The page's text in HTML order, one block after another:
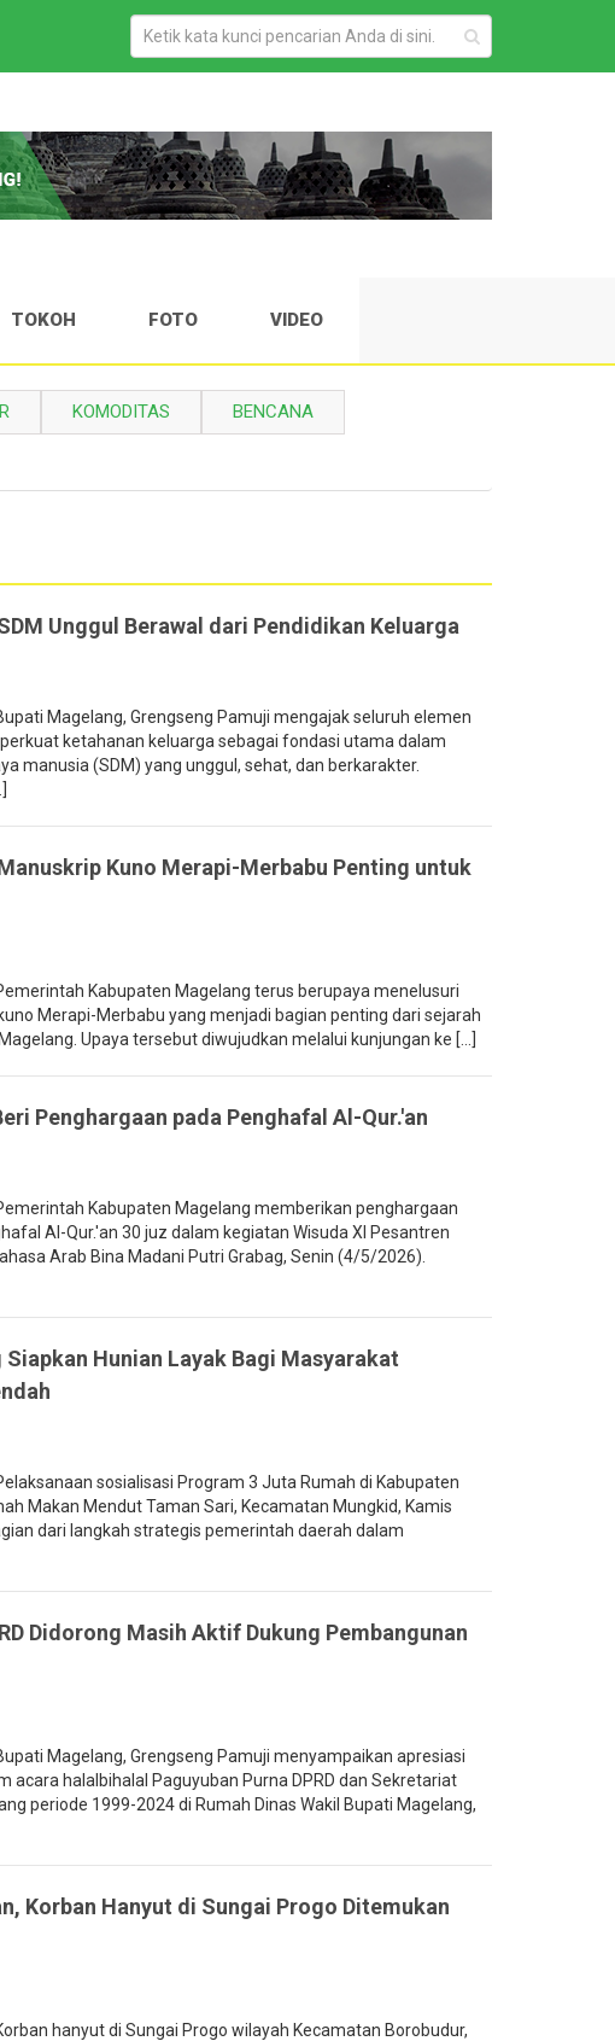
TOKOH FOTO VIDEO
KOMODITAS BENCANA
Unggul Berawal dari Pendidikan Keluarga
Bupati Magelang, Grengseng Pamuji mengajak seluruh elemen
ketahanan keluarga sebagai fondasi utama dalam
manusia (SDM) yang unggul, sehat, dan berkarakter.
Kuno Merapi-Merbabu Penting untuk
Pemerintah Kabupaten Magelang terus berupaya menelusuri
Merapi-Merbabu yang menjadi bagian penting dari sejarah
Upaya tersebut diwujudkan melalui kunjungan ke [...]
Penghargaan pada Penghafal Al-Qur.'an
Pemerintah Kabupaten Magelang memberikan penghargaan
Al-Qur.'an 30 juz dalam kegiatan Wisuda XI Pesantren
Arab Bina Madani Putri Grabag, Senin (4/5/2026).
Hunian Layak Bagi Masyarakat
Pelaksanaan sosialisasi Program 3 Juta Rumah di Kabupaten
Makan Mendut Taman Sari, Kecamatan Mungkid, Kamis
dari langkah strategis pemerintah daerah dalam
Didorong Masih Aktif Dukung Pembangunan
Bupati Magelang, Grengseng Pamuji menyampaikan apresiasi
acara halalbihalal Paguyuban Purna DPRD dan Sekretariat
periode 1999-2024 di Rumah Dinas Wakil Bupati Magelang,
Korban Hanyut di Sungai Progo Ditemukan
hanyut di Sungai Progo wilayah Kecamatan Borobudur,